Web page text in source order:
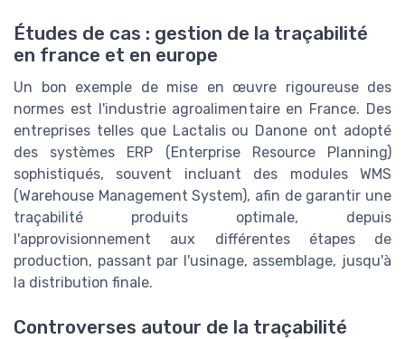
Études de cas : gestion de la traçabilité
en france et en europe
Un bon exemple de mise en œuvre rigoureuse des
normes est l'industrie agroalimentaire en France. Des
entreprises telles que Lactalis ou Danone ont adopté
des systèmes ERP (Enterprise Resource Planning)
sophistiqués, souvent incluant des modules WMS
(Warehouse Management System), afin de garantir une
traçabilité produits optimale, depuis
l'approvisionnement aux différentes étapes de
production, passant par l'usinage, assemblage, jusqu'à
la distribution finale.
Controverses autour de la traçabilité